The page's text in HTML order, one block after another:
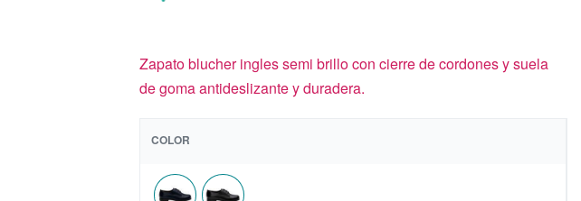
Zapato blucher ingles semi brillo con cierre de cordones y suela
de goma antideslizante y duradera.
COLOR